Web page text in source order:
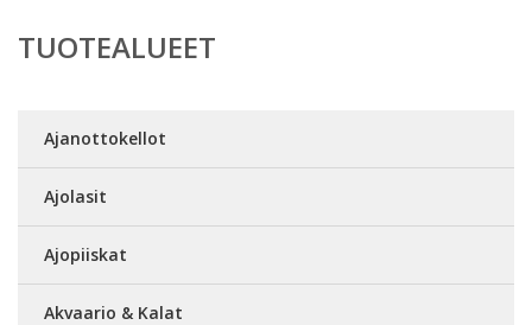
TUOTEALUEET
Ajanottokellot
Ajolasit
Ajopiiskat
Akvaario & Kalat